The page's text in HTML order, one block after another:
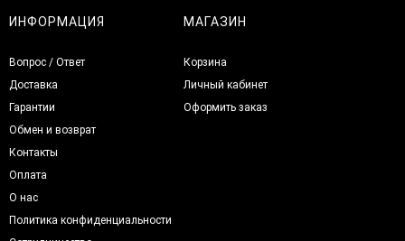
ИНФОРМАЦИЯ
Вопрос / Ответ
Доставка
Гарантии
Обмен и возврат
Контакты
Оплата
О нас
Политика конфиденциальности
МАГАЗИН
Корзина
Личный кабинет
Оформить заказ